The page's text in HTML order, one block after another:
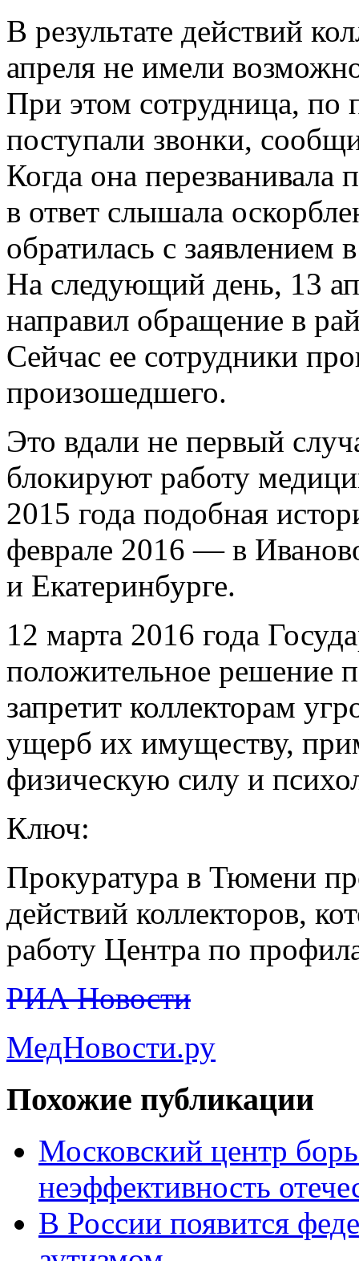
В результате действий
апреля не имели
При этом сотрудница, по
поступали звонки,
Когда она
в ответ слышала
обратилась с заявлением
На следующий день, 13
направил обращение в
Сейчас ее сотрудники
произошедшего.
Это вдали не первый
блокируют работу
2015 года подобная
феврале 2016 — в
и Екатеринбурге.
12 марта 2016 года
положительное решение
запретит коллекторам
ущерб их имуществу,
физическую силу и
Ключ:
Прокуратура в Тюмени
действий коллекторов,
работу Центра по
РИА Новости
МедНовости.ру
Похожие публикации
Московский центр
неэффективность
В России появится